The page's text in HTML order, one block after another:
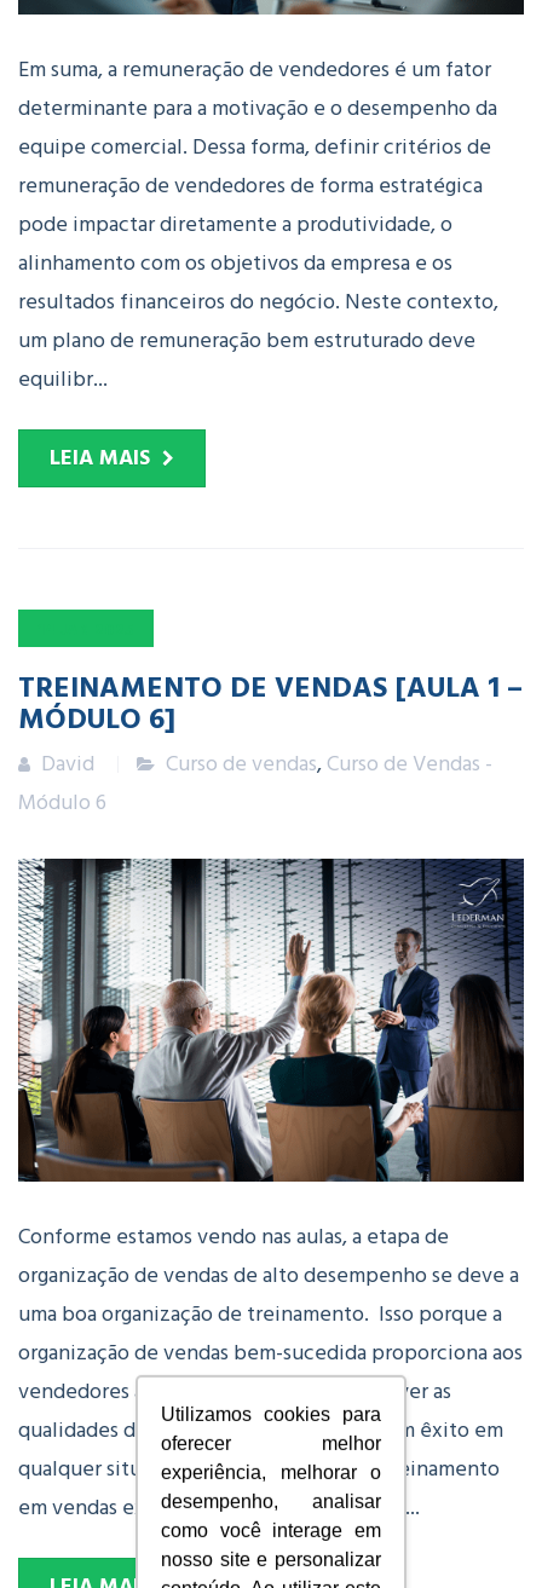
Utilizamos cookies para
oferecer melhor
experiência, melhorar o
desempenho, analisar
como você interage em
nosso site e personalizar
Em suma, a remuneração de vendedores é um fator
determinante para a motivação e o desempenho da
equipe comercial. Dessa forma, definir critérios de
remuneração de vendedores de forma estratégica
pode impactar diretamente a produtividade, o
alinhamento com os objetivos da empresa e os
resultados financeiros do negócio. Neste contexto,
um plano de remuneração bem estruturado deve
equilibr...
LEIA MAIS
TREINAMENTO DE VENDAS [AULA 1 –
MÓDULO 6]
David Curso de vendas,Curso de Vendas -
Módulo 6
Conforme estamos vendo nas aulas, a etapa de
organização de vendas de alto desempenho se deve a
uma boa organização de treinamento. Isso porque a
organização de vendas bem-sucedida proporciona aos
vendedores a oportunidade de desenvolver as
qualidades de que precisam, para obterem êxito em
qualquer situação de venda. Por isso, o treinamento
em vendas existe para fazer com que os v...